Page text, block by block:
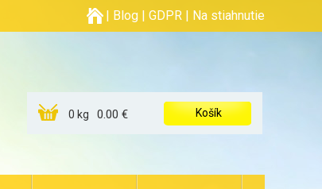
| Blog | GDPR | Na stiahnutie
0 kg 0.00 € Košík